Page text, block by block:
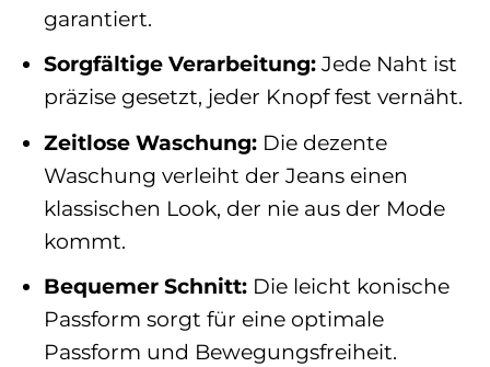
garantiert.
Sorgfältige Verarbeitung:Jede Naht ist
präzise gesetzt, jeder Knopf fest vernäht.
Zeitlose Waschung:Die dezente
Waschung verleiht der Jeans einen
klassischen Look, der nie aus der Mode
kommt.
Bequemer Schnitt:Die leicht konische
Passform sorgt für eine optimale
Passform und Bewegungsfreiheit.